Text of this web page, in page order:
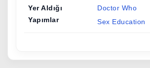
Yer Aldığı
Yapımlar
Doctor Who
Sex Education